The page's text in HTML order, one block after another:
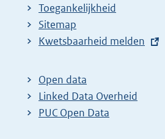
Toegankelijkheid
Sitemap
E
t
e
r
Kwetsbaarheid melden
Open data
Linked Data Overheid
PUC Open Data